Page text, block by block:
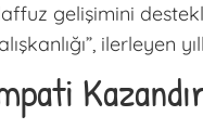
gelişimini